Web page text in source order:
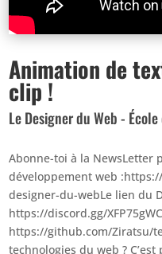
Animation de
clip !
Le Designer du Web -
Abonne-toi à la NewsLetter
développement web
designer-du-webLe lien du
https://discord.gg/
https://github.com/Ziratsu/
technologies du web ?